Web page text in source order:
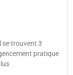
se trouvent 3
pratique